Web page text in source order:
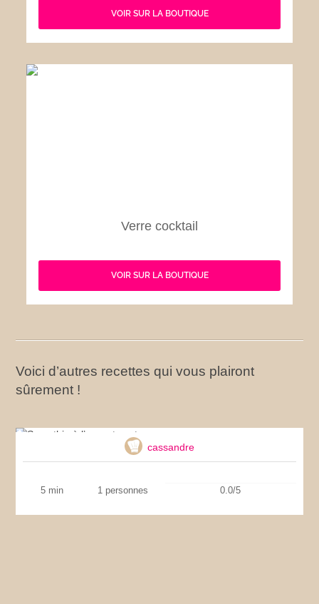
VOIR SUR LA BOUTIQUE
Verre cocktail
VOIR SUR LA BOUTIQUE
Voici d’autres recettes qui vous plairont
sûrement !
cassandre
5 min 1 personnes 0.0/5